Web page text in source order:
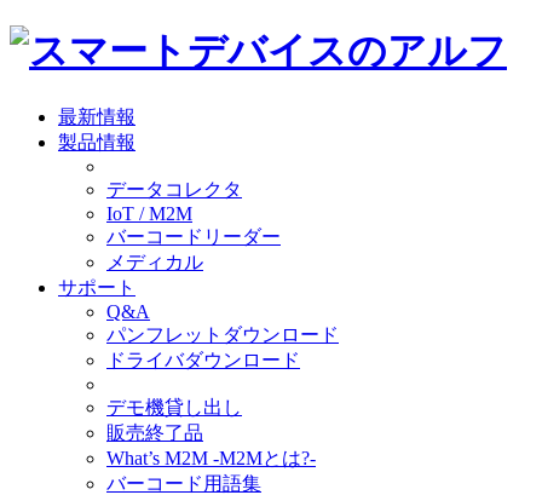
最新情報
製品情報
データコレクタ
IoT / M2M
バーコードリーダー
メディカル
サポート
Q&A
パンフレットダウンロード
ドライバダウンロード
デモ機貸し出し
販売終了品
What’s M2M -M2Mとは?-
バーコード用語集